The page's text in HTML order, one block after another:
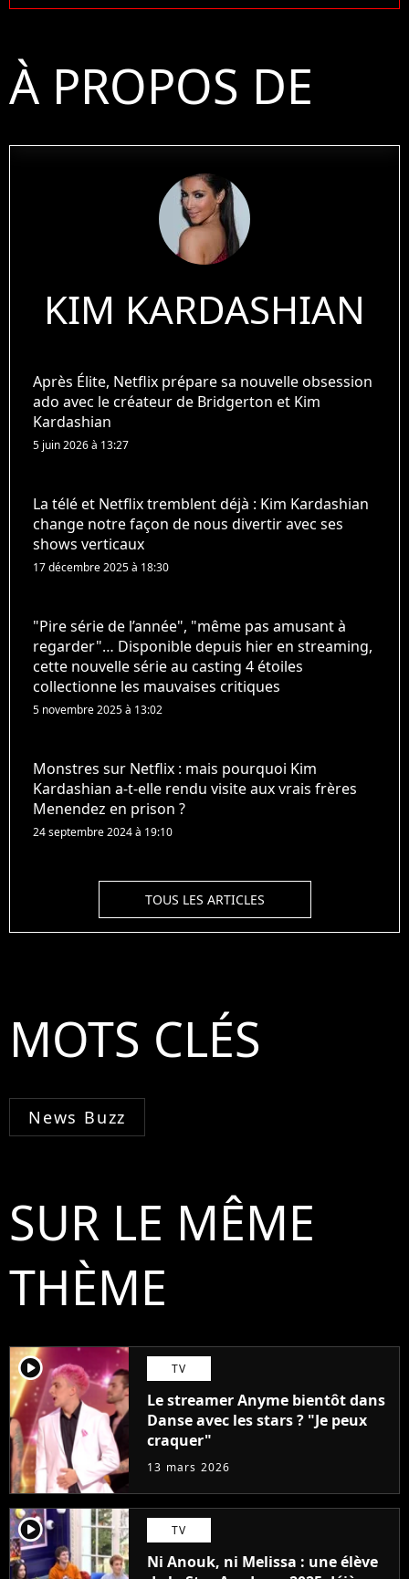
À PROPOS DE
KIM KARDASHIAN
Après Élite, Netflix prépare sa nouvelle obsession
ado avec le créateur de Bridgerton et Kim
Kardashian
5 juin 2026 à 13:27
La télé et Netflix tremblent déjà : Kim Kardashian
change notre façon de nous divertir avec ses
shows verticaux
17 décembre 2025 à 18:30
"Pire série de l’année", "même pas amusant à
regarder"… Disponible depuis hier en streaming,
cette nouvelle série au casting 4 étoiles
collectionne les mauvaises critiques
5 novembre 2025 à 13:02
Monstres sur Netflix : mais pourquoi Kim
Kardashian a-t-elle rendu visite aux vrais frères
Menendez en prison ?
24 septembre 2024 à 19:10
TOUS LES ARTICLES
MOTS CLÉS
News Buzz
SUR LE MÊME
THÈME
player2 TV
Le streamer Anyme bientôt dans
Danse avec les stars ? "Je peux
craquer"
13 mars 2026
player2 TV
Ni Anouk, ni Melissa : une élève